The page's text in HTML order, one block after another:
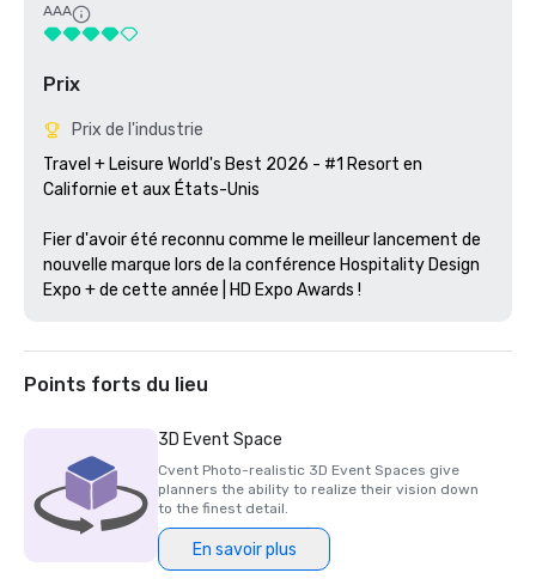
AAA
Prix
Prix de l'industrie
Travel + Leisure World's Best 2026 - #1 Resort en
Californie et aux États-Unis
Fier d'avoir été reconnu comme le meilleur lancement de
nouvelle marque lors de la conférence Hospitality Design
Expo + de cette année | HD Expo Awards !
Points forts du lieu
3D Event Space
Cvent Photo-realistic 3D Event Spaces give
planners the ability to realize their vision down
to the finest detail.
En savoir plus